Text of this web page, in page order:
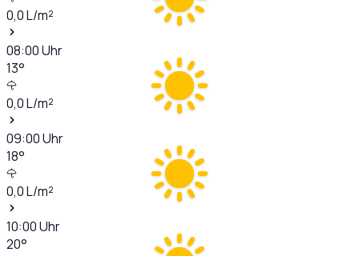
0,0L/m²
08:00Uhr
13°
0,0L/m²
09:00Uhr
18°
0,0L/m²
10:00Uhr
20°